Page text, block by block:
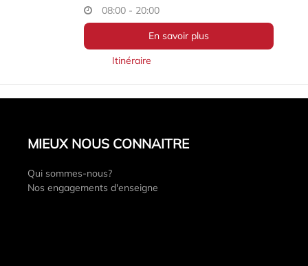
08:00 - 20:00
En savoir plus
Itinéraire
MIEUX NOUS CONNAITRE
Qui sommes-nous?
Nos engagements d'enseigne